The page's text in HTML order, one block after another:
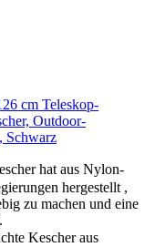
cm Teleskop-
Outdoor-
Schwarz
hat aus Nylon-
hergestellt ,
zu machen und eine
Kescher aus